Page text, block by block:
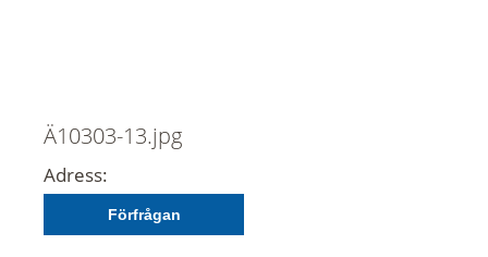
Ä10303-13.jpg
Adress:
Förfrågan